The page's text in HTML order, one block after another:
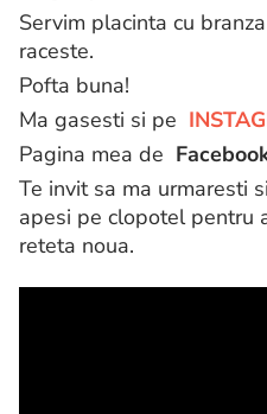
Servim placinta cu
raceste.
Pofta buna!
Ma gasesti si pe
Pagina mea de
Te invit sa ma urmaresti
apesi pe clopotel pentru
reteta noua.